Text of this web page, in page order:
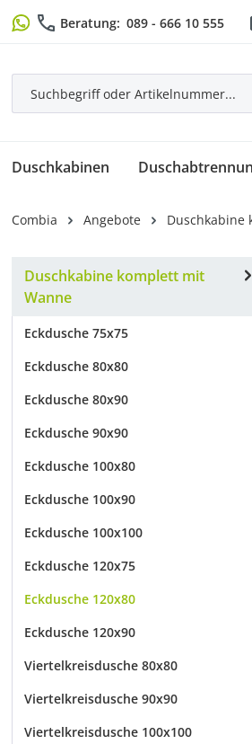
Hauptinhalt springen
Zur Suche springen
Zur Hauptnavigation springen
Beratung: 089 - 666 10 555
Duschkabinen
Combia Angebote Duschkabine
Duschkabine komplett mit
Wanne
Eckdusche 75x75
Eckdusche 80x80
Eckdusche 80x90
Eckdusche 90x90
Eckdusche 100x80
Eckdusche 100x90
Eckdusche 100x100
Eckdusche 120x75
Eckdusche 120x80
Eckdusche 120x90
Viertelkreisdusche 80x80
Viertelkreisdusche 90x90
Viertelkreisdusche 100x100